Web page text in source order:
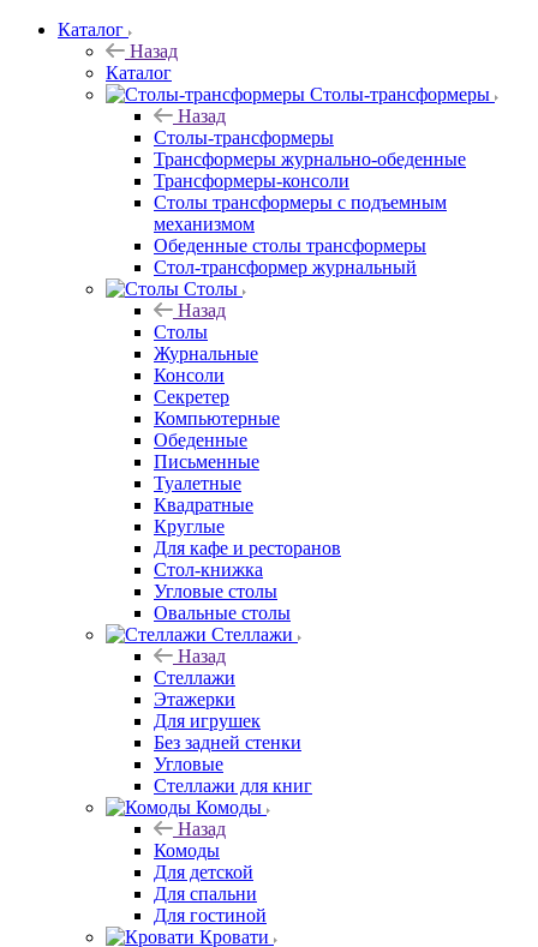
Каталог
Назад
Каталог
Столы-трансформеры
Назад
Столы-трансформеры
Трансформеры журнально-обеденные
Трансформеры-консоли
Столы трансформеры с подъемным
механизмом
Обеденные столы трансформеры
Стол-трансформер журнальный
Столы
Назад
Столы
Журнальные
Консоли
Секретер
Компьютерные
Обеденные
Письменные
Туалетные
Квадратные
Круглые
Для кафе и ресторанов
Стол-книжка
Угловые столы
Овальные столы
Стеллажи
Назад
Стеллажи
Этажерки
Для игрушек
Без задней стенки
Угловые
Стеллажи для книг
Комоды
Назад
Комоды
Для детской
Для спальни
Для гостиной
Кровати